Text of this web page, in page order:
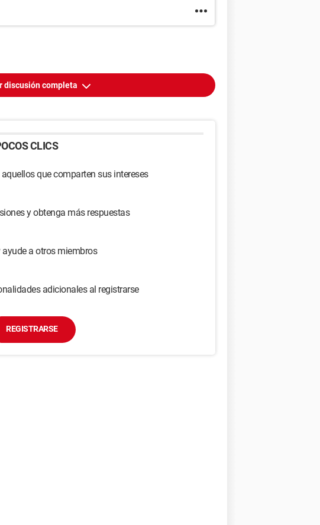
discusión completa
CLICS
que comparten sus intereses
y obtenga más respuestas
ayude a otros miembros
adicionales al registrarse
REGISTRARSE